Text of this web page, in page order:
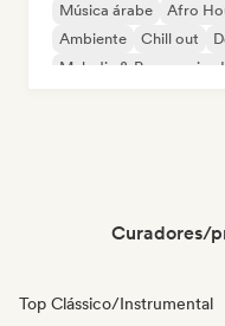
Música árabe Afro
Ambiente
Chill out
Melodic & Progressive
Curadores/
Top Clássico/Instrumental